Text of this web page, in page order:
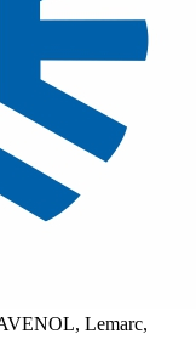
Lemarc,